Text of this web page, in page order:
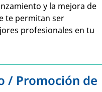
y la mejora de
te permitan ser
profesionales en tu
/ Promoción de